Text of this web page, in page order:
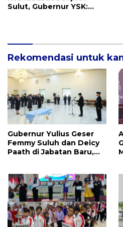
Sulut, Gubernur YSK:
Rekomendasi untuk
Gubernur Yulius Geser
Femmy Suluh dan Deicy
Paath di Jabatan Baru,